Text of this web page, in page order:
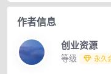
作者信息
创业资源
等级 永久